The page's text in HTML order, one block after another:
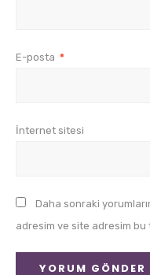
E-posta *
İnternet sitesi
Daha sonraki
adresim ve site adresim bu